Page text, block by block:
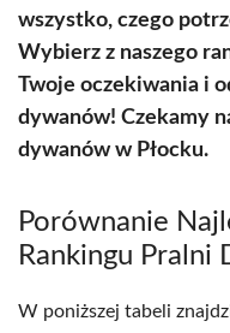
wszystko, czego
Wybierz z naszego
Twoje oczekiwania i
dywanów! Czekamy
dywanów w Płocku.
Porównanie
Rankingu Pralni
W poniższej tabeli